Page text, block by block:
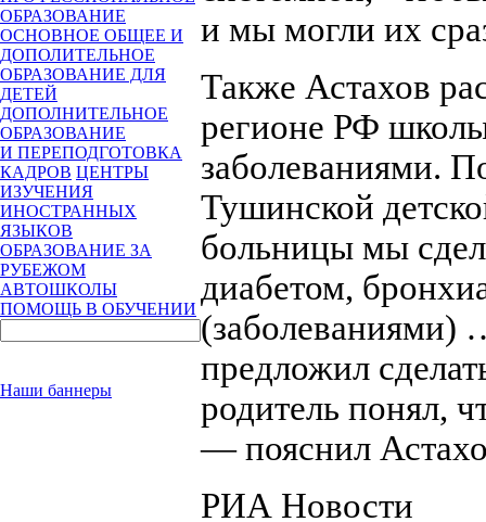
ОБРАЗОВАНИЕ
ОСНОВНОЕ ОБЩЕЕ И
ДОПОЛИТЕЛЬНОЕ
ОБРАЗОВАНИЕ ДЛЯ
ДЕТЕЙ
ДОПОЛНИТЕЛЬНОЕ
ОБРАЗОВАНИЕ
И ПЕРЕПОДГОТОВКА
КАДРОВ ЦЕНТРЫ
ИЗУЧЕНИЯ
ИНОСТРАННЫХ
ЯЗЫКОВ
ОБРАЗОВАНИЕ ЗА
РУБЕЖОМ
АВТОШКОЛЫ
ПОМОЩЬ В ОБУЧЕНИИ
Наши баннеры
и мы могли их
Также Астахов
регионе РФ
заболеваниями.
Тушинской
больницы мы
диабетом,
(заболеваниями)
предложил
родитель понял,
— пояснил
РИА Новости